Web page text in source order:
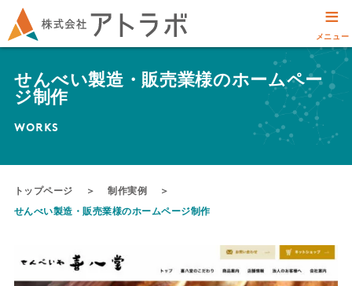
≡
メニュー
せんべい製造・販売業様のホームペー
ジ制作
WORKS
トップページ ＞制作実例
＞
せんべい製造・販売業様のホームページ制作